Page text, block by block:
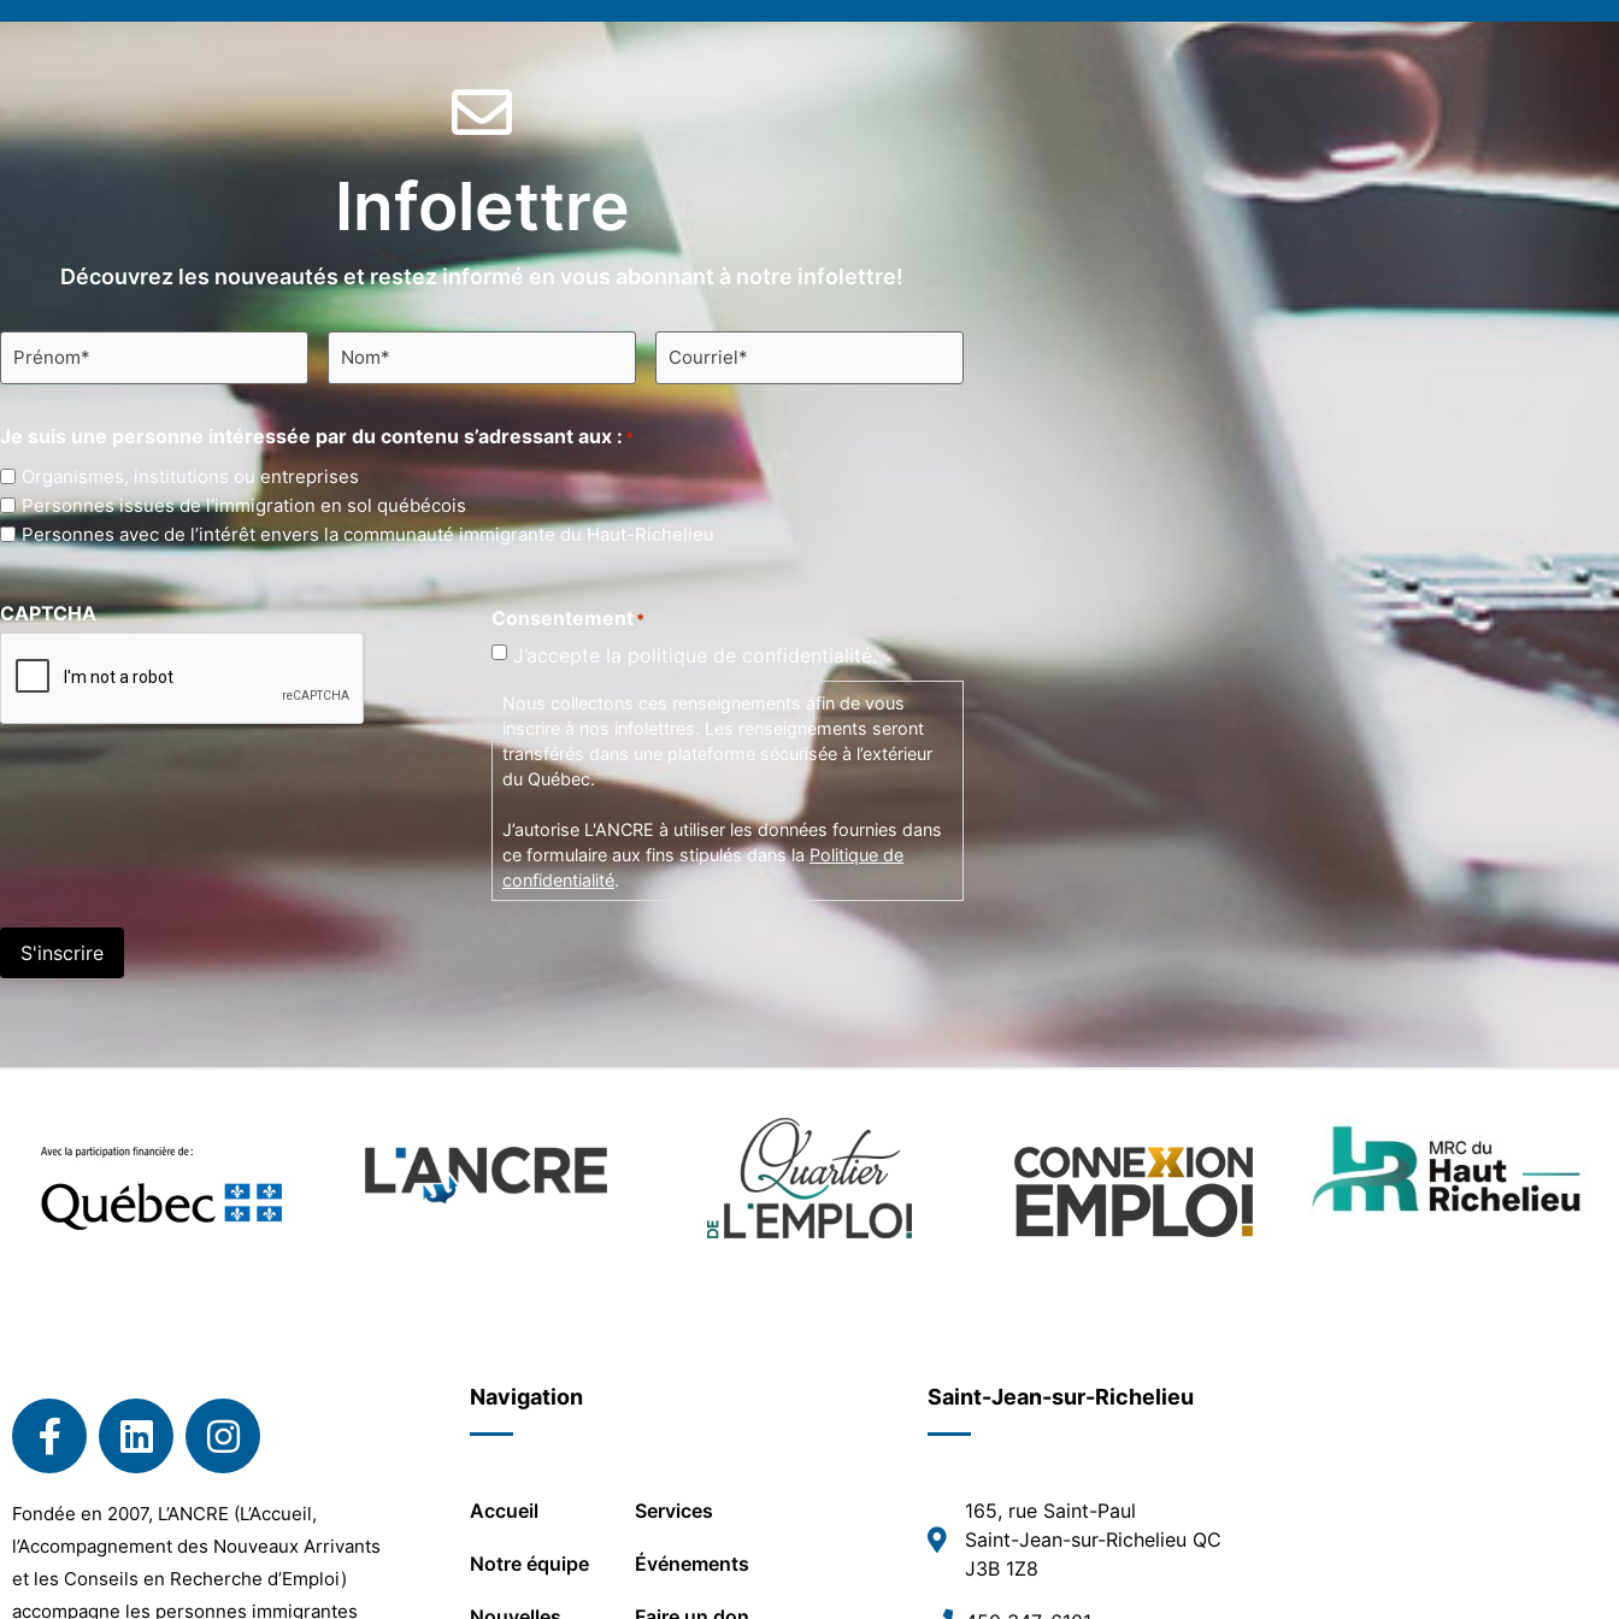
Infolettre
Découvrez les nouveautés et restez informé en vous abonnant à notre infolettre!
Prénom Nom Courriel
Je suis une personne intéressée par du contenu s’adressant aux : *
Organismes, institutions ou entreprises
Personnes issues de l’immigration en sol québécois
Personnes avec de l’intérêt envers la communauté immigrante du Haut-Richelieu
CAPTCHA Consentement*
J’accepte la politique de confidentialité.
Nous collectons ces renseignements afin de vous
inscrire à nos infolettres. Les renseignements seront
transférés dans une plateforme sécurisée à l’extérieur
du Québec.
J’autorise L'ANCRE à utiliser les données fournies dans
ce formulaire aux fins stipulés dans laPolitique de
confidentialité.
S'inscrire
Fondée en 2007, L’ANCRE (L’Accueil,
l’Accompagnement des Nouveaux Arrivants
et les Conseils en Recherche d’Emploi)
accompagne les personnes immigrantes
Navigation
Accueil
Notre équipe
Services
Événements
Saint-Jean-sur-Richelieu
165, rue Saint-Paul
Saint-Jean-sur-Richelieu QC
J3B 1Z8